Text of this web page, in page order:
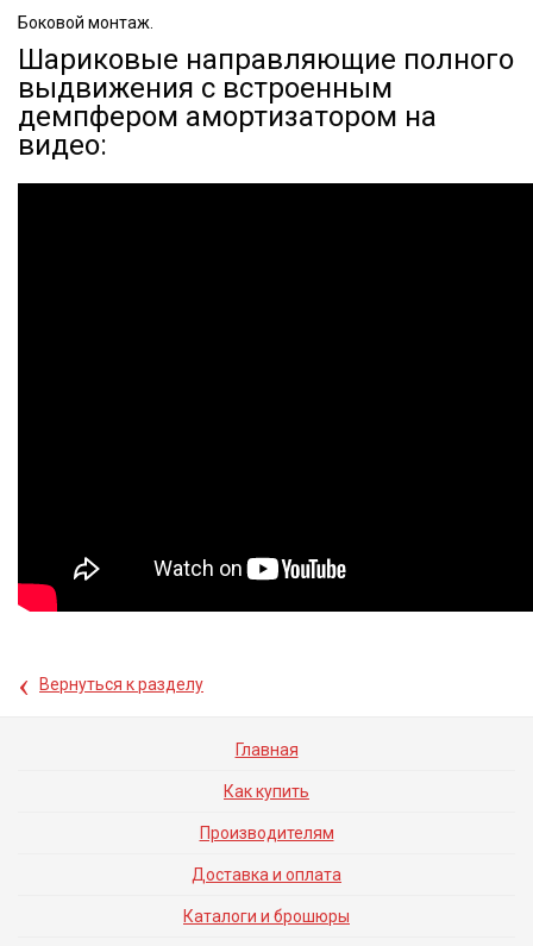
Боковой монтаж.
Шариковые направляющие полного
выдвижения с встроенным
демпфером амортизатором на
видео:
‹ Вернуться к разделу
Главная
Как купить
Производителям
Доставка и оплата
Каталоги и брошюры